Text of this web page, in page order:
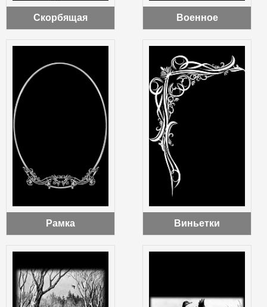
Скорбящая Военное
Рамка Виньетки